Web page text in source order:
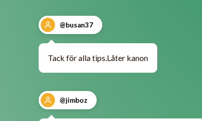
@busan37
Tack för alla tips.Låter kanon
@jimboz